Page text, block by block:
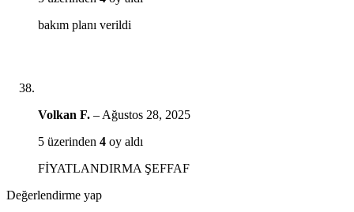
bakım planı verildi
Volkan F. – Ağustos 28, 2025
5 üzerinden 4 oy aldı
FİYATLANDIRMA ŞEFFAF
Değerlendirme yap